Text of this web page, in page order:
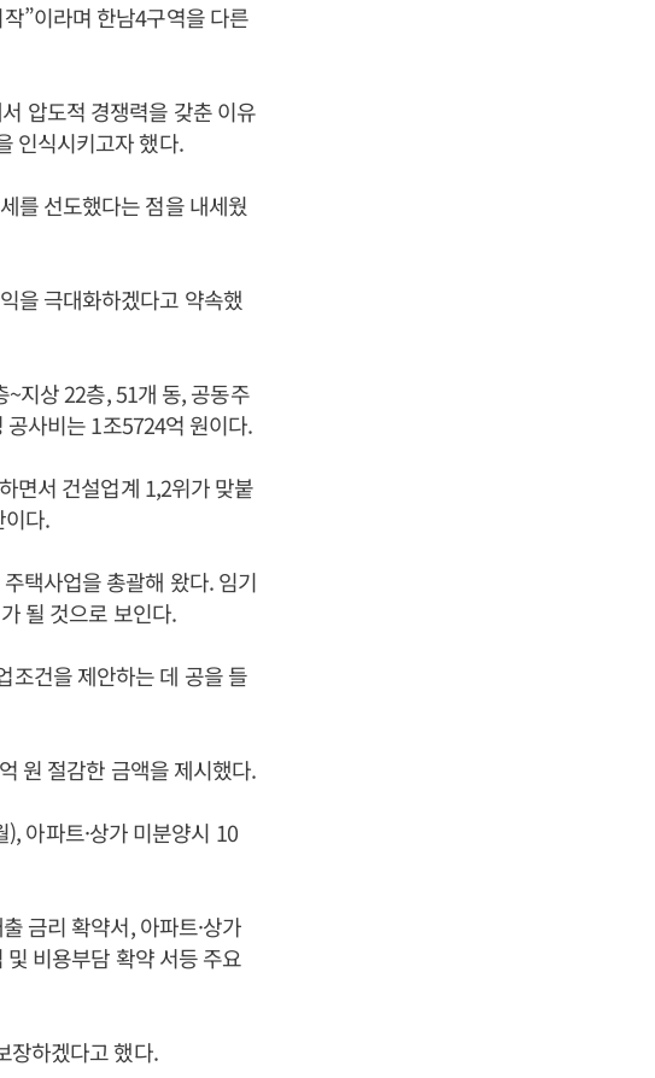
”이라며 한남4구역을 다른
압도적 경쟁력을 갖춘 이유
인식시키고자 했다.
를 선도했다는 점을 내세웠
을 극대화하겠다고 약속했
지상 22층, 51개 동, 공동주
사비는 1조5724억 원이다.
면서 건설업계 1,2위가 맞붙
다.
택사업을 총괄해 왔다. 임기
될 것으로 보인다.
조건을 제안하는 데 공을 들
원 절감한 금액을 제시했다.
아파트·상가 미분양시 10
금리 확약서, 아파트·상가
비용부담 확약 서등 주요
장하겠다고 했다.